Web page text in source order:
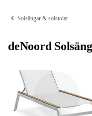
Solsängar & solstolar
deNoord